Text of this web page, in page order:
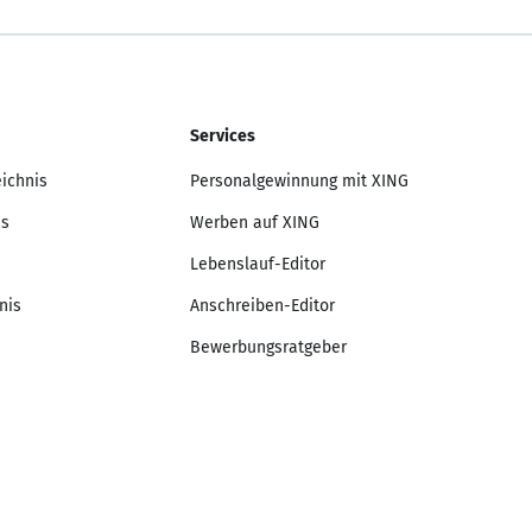
Services
Personalgewinnung mit XING
Werben auf XING
Lebenslauf-Editor
Anschreiben-Editor
Bewerbungsratgeber